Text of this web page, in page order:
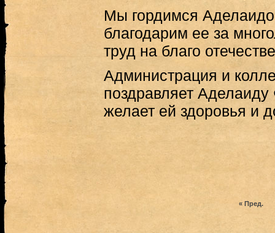
Мы гордимся
благодарим ее за
труд на благо
Администрация и
поздравляет
желает ей здоровья и
« Пред.